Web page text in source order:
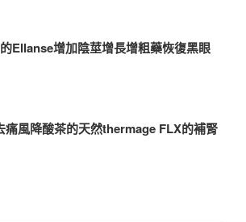
Ellanse增加陰莖增長增粗藥恢復黑眼
痛風降酸茶的天然thermage FLX的補腎